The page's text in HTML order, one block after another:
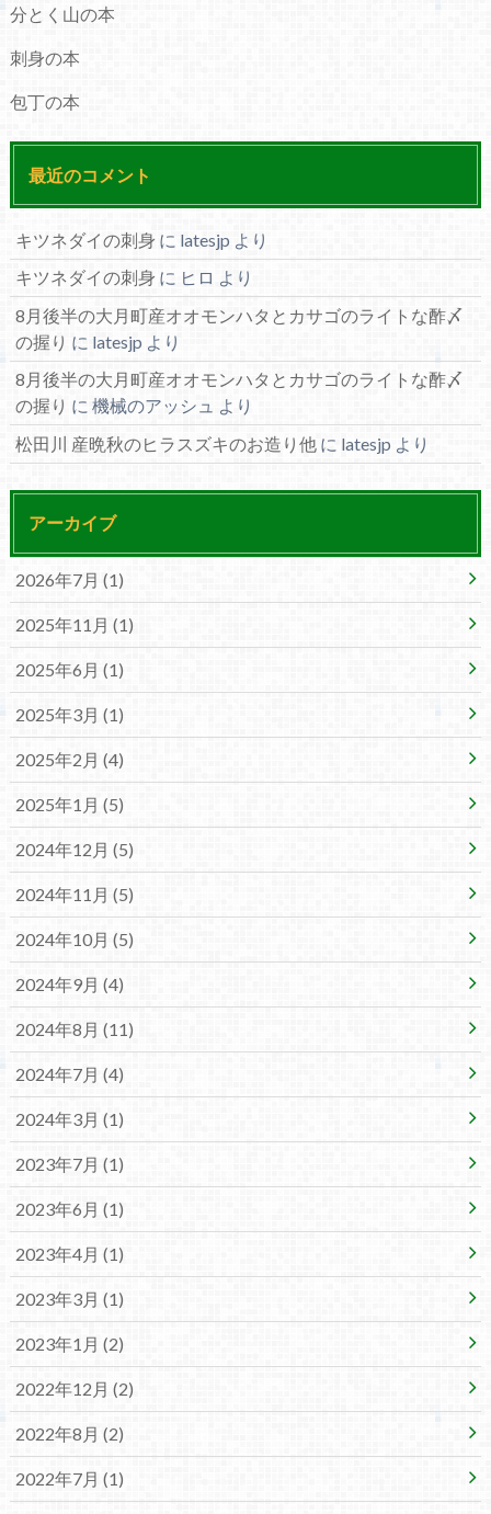
分とく山の本
刺身の本
包丁の本
最近のコメント
キツネダイの刺身 に latesjp より
キツネダイの刺身 に ヒロ より
8月後半の大月町産オオモンハタとカサゴのライトな酢〆
の握り に latesjp より
8月後半の大月町産オオモンハタとカサゴのライトな酢〆
の握り に 機械のアッシュ より
松田川 産晩秋のヒラスズキのお造り他に latesjp より
アーカイブ
2026年7月 (1)
2025年11月 (1)
2025年6月 (1)
2025年3月 (1)
2025年2月 (4)
2025年1月 (5)
2024年12月 (5)
2024年11月 (5)
2024年10月 (5)
2024年9月 (4)
2024年8月 (11)
2024年7月 (4)
2024年3月 (1)
2023年7月 (1)
2023年6月 (1)
2023年4月 (1)
2023年3月 (1)
2023年1月 (2)
2022年12月 (2)
2022年8月 (2)
2022年7月 (1)